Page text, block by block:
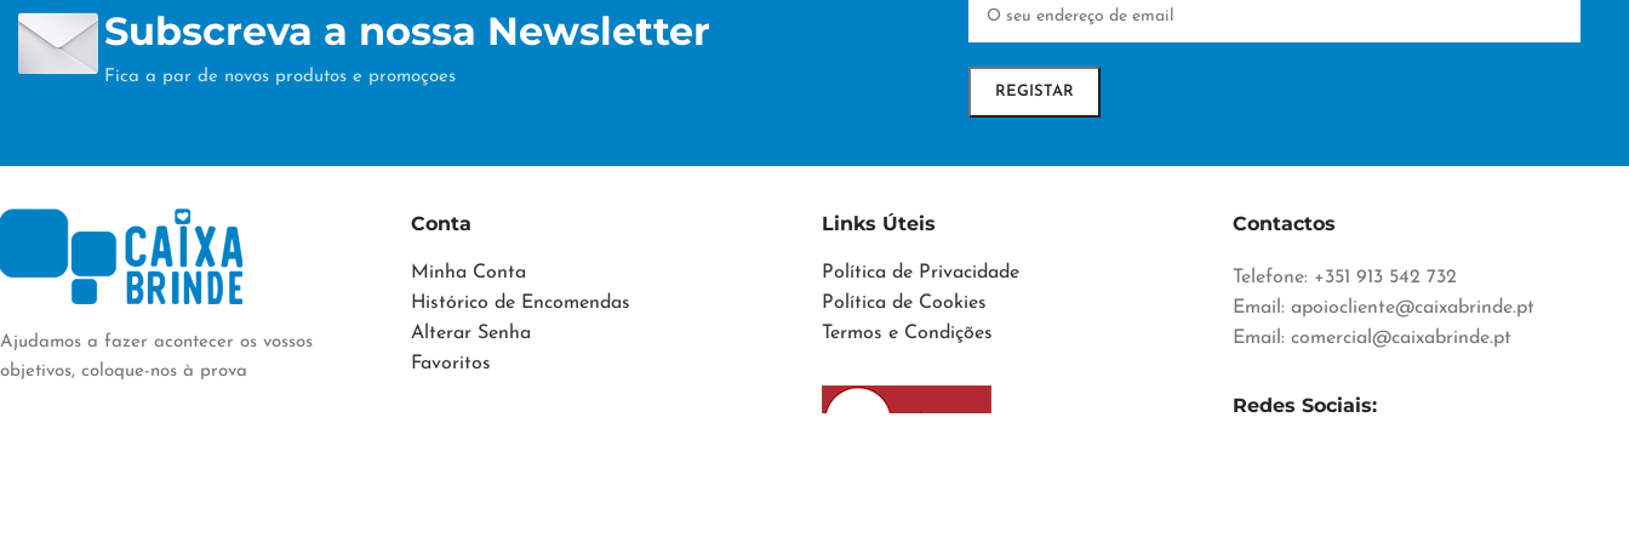
Subscreva a nossa Newsletter
Fica a par de novos produtos e promoçoes
Ajudamos a fazer acontecer os vossos
objetivos, coloque-nos à prova
Conta
Minha Conta
Histórico de Encomendas
Alterar Senha
Favoritos
Links Úteis
Política de Privacidade
Política de Cookies
Termos e Condições
Contactos
Telefone: +351 913 542 732
Email: apoiocliente@caixabrinde.pt
Email: comercial@caixabrinde.pt
Redes Sociais: